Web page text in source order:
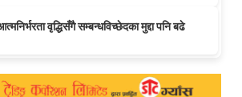
वृद्धिसँगै सम्बन्धविच्छेदका मुद्दा पनि बढे